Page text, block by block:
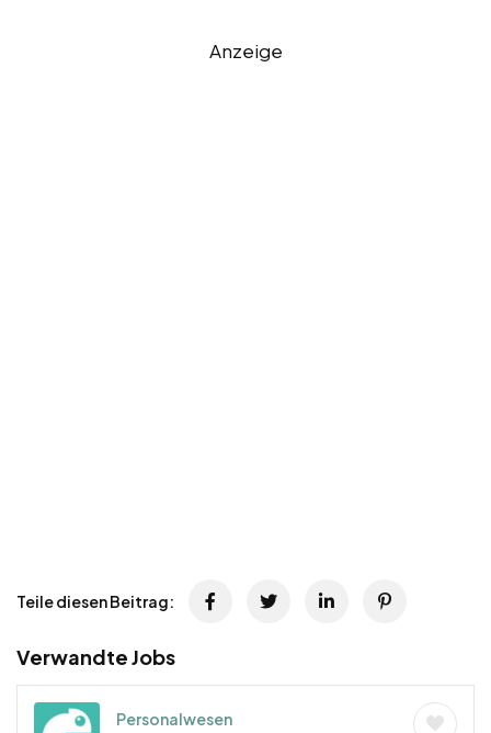
Anzeige
Teile diesen Beitrag:
Verwandte Jobs
Personalwesen